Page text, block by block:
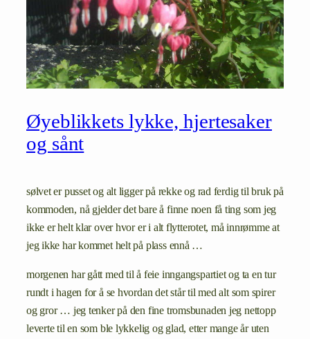
Øyeblikkets lykke, hjertesaker
og sånt
sølvet er pusset og alt ligger på rekke og rad ferdig til bruk på
kommoden, nå gjelder det bare å finne noen få ting som jeg
ikke er helt klar over hvor er i alt flytterotet, må innrømme at
jeg ikke har kommet helt på plass ennå …
morgenen har gått med til å feie inngangspartiet og ta en tur
rundt i hagen for å se hvordan det står til med alt som spirer
og gror … jeg tenker på den fine tromsbunaden jeg nettopp
leverte til en som ble lykkelig og glad, etter mange år uten